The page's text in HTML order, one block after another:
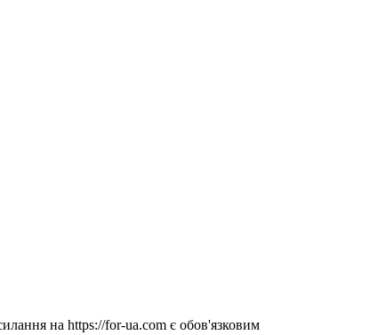
на https://for-ua.com є обов'язковим